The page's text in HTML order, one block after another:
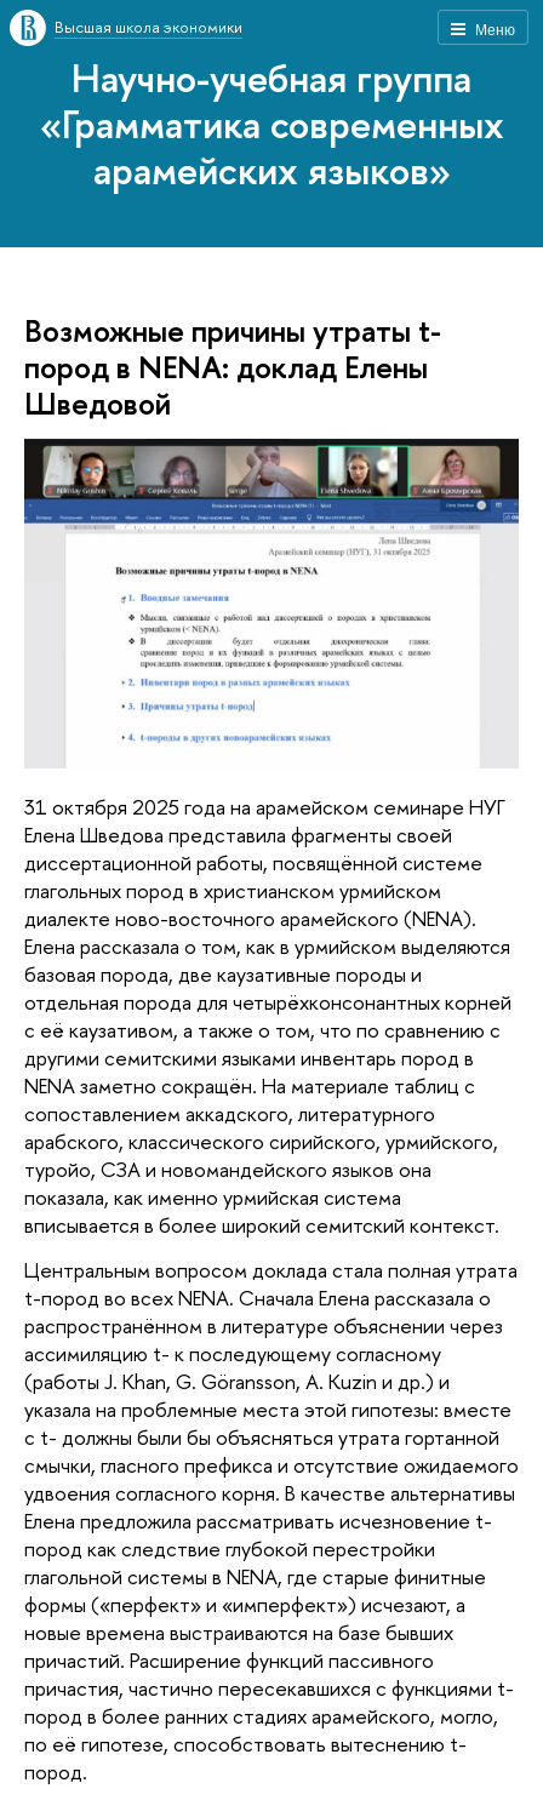
Меню
Высшая школа экономики
Научно-учебная группа
«Грамматика современных
арамейских языков»
Возможные причины утраты t-
пород в NENA: доклад Елены
Шведовой
31 октября 2025 года на арамейском семинаре НУГ
Елена Шведова представила фрагменты своей
диссертационной работы, посвящённой системе
глагольных пород в христианском урмийском
диалекте ново-восточного арамейского (NENA).
Елена рассказала о том, как в урмийском выделяются
базовая порода, две каузативные породы и
отдельная порода для четырёхконсонантных корней
с её каузативом, а также о том, что по сравнению с
другими семитскими языками инвентарь пород в
NENA заметно сокращён. На материале таблиц с
сопоставлением аккадского, литературного
арабского, классического сирийского, урмийского,
туройо, СЗА и новомандейского языков она
показала, как именно урмийская система
вписывается в более широкий семитский контекст.
Центральным вопросом доклада стала полная утрата
t-пород во всех NENA. Сначала Елена рассказала о
распространённом в литературе объяснении через
ассимиляцию t- к последующему согласному
(работы J. Khan, G. Göransson, A. Kuzin и др.) и
указала на проблемные места этой гипотезы: вместе
с t- должны были бы объясняться утрата гортанной
смычки, гласного префикса и отсутствие ожидаемого
удвоения согласного корня. В качестве альтернативы
Елена предложила рассматривать исчезновение t-
пород как следствие глубокой перестройки
глагольной системы в NENA, где старые финитные
формы («перфект» и «имперфект») исчезают, а
новые времена выстраиваются на базе бывших
причастий. Расширение функций пассивного
причастия, частично пересекавшихся с функциями t-
пород в более ранних стадиях арамейского, могло,
по её гипотезе, способствовать вытеснению t-
пород.